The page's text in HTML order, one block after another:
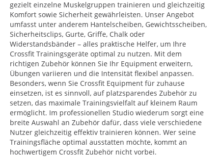
gezielt einzelne Muskelgruppen trainieren und gleichzeitig
Komfort sowie Sicherheit gewährleisten. Unser Angebot
umfasst unter anderem Hantelscheiben, Gewichtsscheiben,
Sicherheitsclips, Gurte, Griffe, Chalk oder
Widerstandsbänder – alles praktische Helfer, um Ihre
Crossfit Trainingsgeräte optimal zu nutzen. Mit dem
richtigen Zubehör können Sie Ihr Equipment erweitern,
Übungen variieren und die Intensität flexibel anpassen.
Besonders, wenn Sie Crossfit Equipment für zuhause
einsetzen, ist es sinnvoll, auf platzsparendes Zubehör zu
setzen, das maximale Trainingsvielfalt auf kleinem Raum
ermöglicht. Im professionellen Studio wiederum sorgt eine
breite Auswahl an Zubehör dafür, dass viele verschiedene
Nutzer gleichzeitig effektiv trainieren können. Wer seine
Trainingsfläche optimal ausstatten möchte, kommt an
hochwertigem Crossfit Zubehör nicht vorbei.